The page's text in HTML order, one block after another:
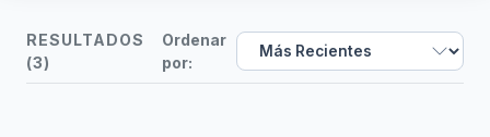
RESULTADOS
(3)
Ordenar
por: